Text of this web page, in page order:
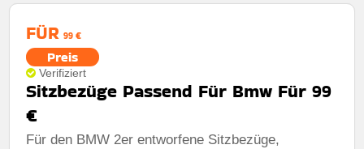
FÜR 99 €
Preis
Verifiziert
Sitzbezüge Passend Für Bmw Für 99
€
Für den BMW 2er entworfene Sitzbezüge,